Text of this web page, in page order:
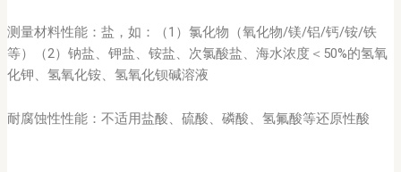
测量材料性能：盐，如：（1）氯化物（氧化物/镁/铝/钙/铵/铁
等）（2）钠盐、钾盐、铵盐、次氯酸盐、海水浓度＜50%的氢氧
化钾、氢氧化铵、氢氧化钡碱溶液
耐腐蚀性性能：不适用盐酸、硫酸、磷酸、氢氟酸等还原性酸